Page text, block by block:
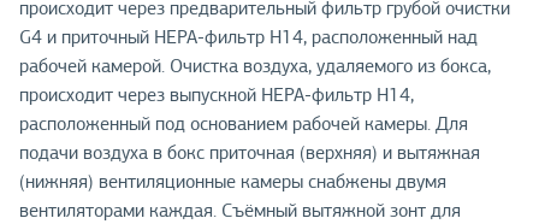
происходит через предварительный фильтр грубой очистки
G4 и приточный НЕРА-фильтр Н14, расположенный над
рабочей камерой. Очистка воздуха, удаляемого из бокса,
происходит через выпускной НЕРА-фильтр Н14,
расположенный под основанием рабочей камеры. Для
подачи воздуха в бокс приточная (верхняя) и вытяжная
(нижняя) вентиляционные камеры снабжены двумя
вентиляторами каждая. Съёмный вытяжной зонт для